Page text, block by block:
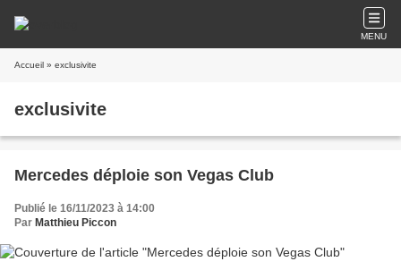
MENU
Accueil » exclusivite
exclusivite
Mercedes déploie son Vegas Club
Publié le 16/11/2023 à 14:00
Par Matthieu Piccon